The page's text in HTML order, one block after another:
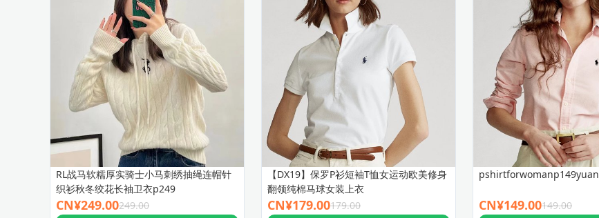
RL战马软糯厚实骑士小马刺绣抽绳连帽针
织衫秋冬绞花长袖卫衣p249
CN¥249.00249.00
【DX19】保罗P衫短袖T恤女运动欧美修身
翻领纯棉马球女装上衣
CN¥179.00179.00
pshirtforwomanp149yuan
CN¥149.00149.00